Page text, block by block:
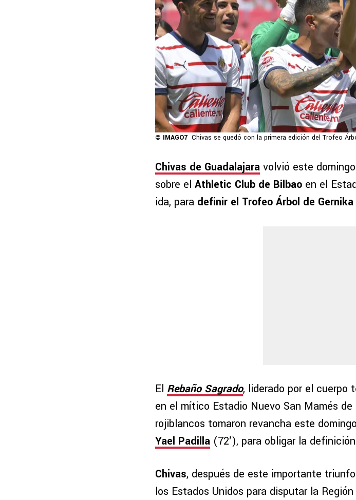
© IMAGO7 Chivas se quedó con la primera edición del Trofeo
Chivas de Guadalajara volvió este
sobre el Athletic Club de Bilbao en el
ida, para definir el Trofeo Árbol de
El Rebaño Sagrado, liderado por el cuerpo
en el mítico Estadio Nuevo San Mamés
rojiblancos tomaron revancha este
Yael Padilla (72′), para obligar la
Chivas, después de este importante
los Estados Unidos para disputar la